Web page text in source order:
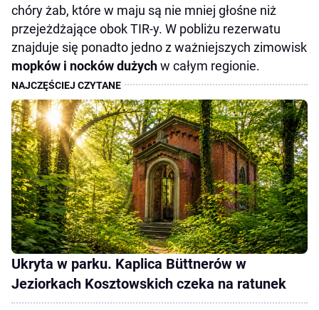
chóry żab, które w maju są nie mniej głośne niż
przejeżdżające obok TIR-y. W pobliżu rezerwatu
znajduje się ponadto jedno z ważniejszych zimowisk
mopków i nocków dużychw całym regionie.
Ukryta w parku. Kaplica Büttnerów w
Jeziorkach Kosztowskich czeka na ratunek